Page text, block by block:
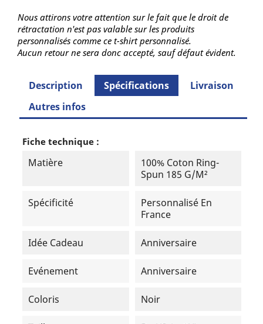
Nous attirons votre attention sur le fait que le droit de
rétractation n'est pas valable sur les produits
personnalisés comme ce t-shirt personnalisé.
Aucun retour ne sera donc accepté, sauf défaut évident.
Description Spécifications
Livraison
Autres infos
Fiche technique :
Matière
100% Coton Ring-
Spun 185 G/m²
Spécificité
Personnalisé En
France
Idée Cadeau Anniversaire
Evénement Anniversaire
Coloris Noir